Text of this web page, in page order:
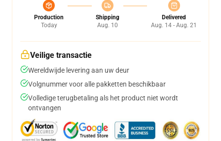
Production
Today
Shipping
Aug. 10
Delivered
Aug. 14 - Aug. 21
Veilige transactie
Wereldwijde levering aan uw deur
Volgnummer voor alle pakketten beschikbaar
Volledige terugbetaling als het product niet wordt
ontvangen